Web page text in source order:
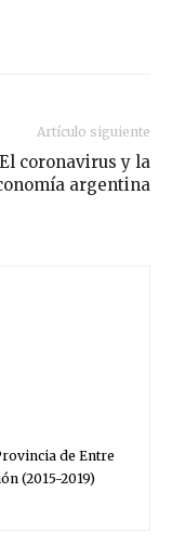
Artículo siguiente
El coronavirus y la
argentina
de Entre
(2015-2019)